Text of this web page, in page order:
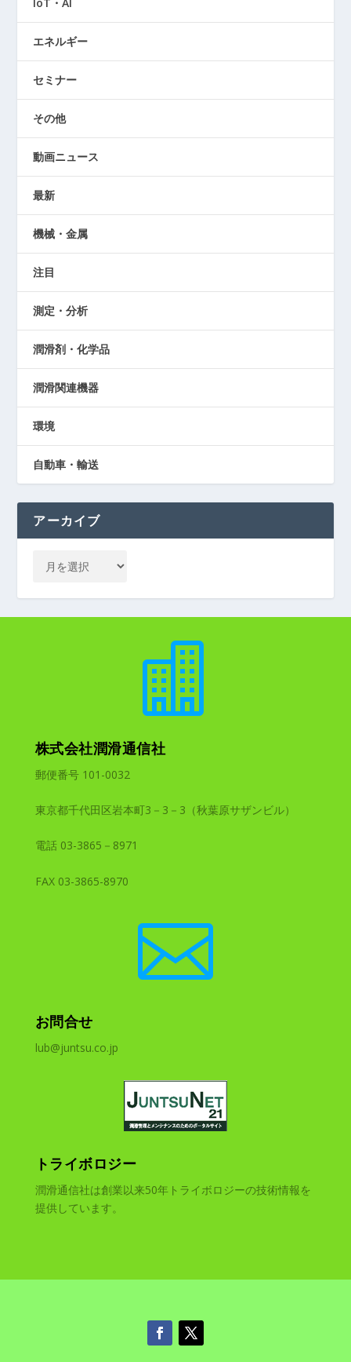
エネルギー
セミナー
その他
動画ニュース
最新
機械・金属
注目
測定・分析
潤滑剤・化学品
潤滑関連機器
環境
自動車・輸送
アーカイブ

株式会社潤滑通信社
郵便番号 101-0032
東京都千代田区岩本町3－3－3（秋葉原サザンビル）
電話 03-3865－8971
FAX 03-3865-8970

お問合せ
lub@juntsu.co.jp
トライボロジー
潤滑通信社は創業以来50年トライボロジーの技術情報を
提供しています。